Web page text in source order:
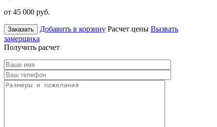
от 45 000 руб.
Заказать Добавить в корзину Расчет цены Вызвать
замерщика
Получить расчет